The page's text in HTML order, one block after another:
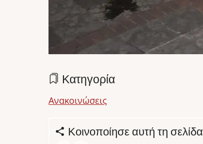
Κατηγορία
Ανακοινώσεις
Κοινοποίησε αυτή τη σελίδα